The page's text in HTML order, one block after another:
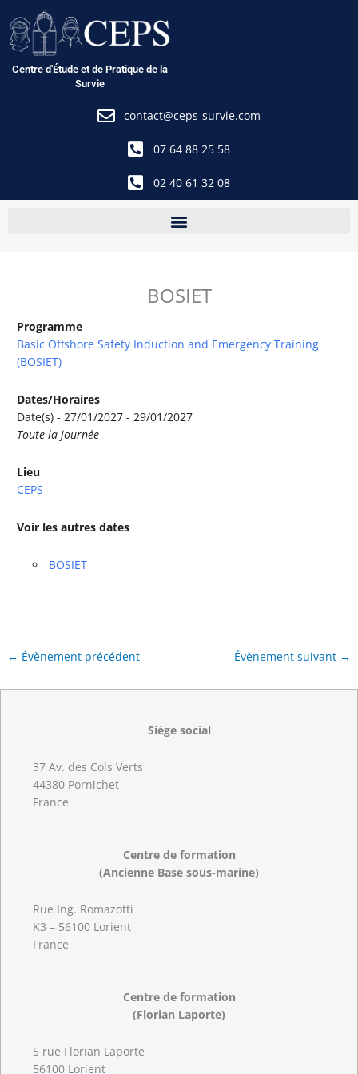
au
contenu
Centre d'Étude et de Pratique de la
Survie
contact@ceps-survie.com
07 64 88 25 58
02 40 61 32 08
BOSIET
Programme
Basic Offshore Safety Induction and Emergency Training
(BOSIET)
Dates/Horaires
Date(s) - 27/01/2027 - 29/01/2027
Toute la journée
Lieu
CEPS
Voir les autres dates
BOSIET
← Évènement précédent Évènement suivant →
Siège social
37 Av. des Cols Verts
44380 Pornichet
France
Centre de formation
(Ancienne Base sous-marine)
Rue Ing. Romazotti
K3 – 56100 Lorient
France
Centre de formation
(Florian Laporte)
5 rue Florian Laporte
56100 Lorient